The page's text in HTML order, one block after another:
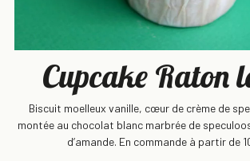
Cupcake Raton
Biscuit moelleux vanille, cœur de crème de
montée au chocolat blanc marbrée de
d’amande. En commande à partir de